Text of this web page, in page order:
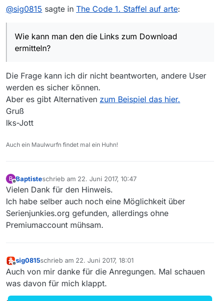
@sig0815 sagte in The Code 1. Staffel auf arte:
Wie kann man den die Links zum Download
ermitteln?
Die Frage kann ich dir nicht beantworten, andere User
werden es sicher können.
Aber es gibt Alternativen zum Beispiel das hier.
Gruß
Iks-Jott
Auch ein Maulwurfn findet mal ein Huhn!
B
Offline
Baptisteschrieb am 22. Juni 2017, 10:47
zuletzt editiert von
Vielen Dank für den Hinweis.
Ich habe selber auch noch eine Möglichkeit über
Serienjunkies.org gefunden, allerdings ohne
Premiumaccount mühsam.
Offline
sig0815schrieb am 22. Juni 2017, 18:01
zuletzt editiert von
Auch von mir danke für die Anregungen. Mal schauen
was davon für mich klappt.